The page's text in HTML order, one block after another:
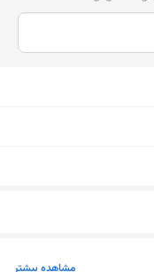
مشاهده بیشتر